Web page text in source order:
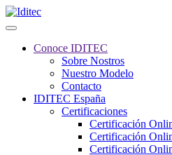
Conoce IDITEC
Sobre Nostros
Nuestro Modelo
Contacto
IDITEC España
Certificaciones
Certificación
Certificación
Certificación